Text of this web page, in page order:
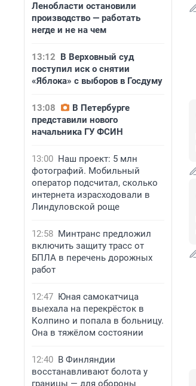
Ленобласти остановили
производство — работать
негде и не на чем
13:12 В Верховный суд
поступил иск о снятии
«Яблока» с выборов в Госдуму
13:08
В Петербурге
представили нового
начальника ГУ ФСИН
13:00 Наш проект: 5 млн
фотографий. Мобильный
оператор подсчитал, сколько
интернета израсходовали в
Линдуловской роще
12:58 Минтранс предложил
включить защиту трасс от
БПЛА в перечень дорожных
работ
12:47 Юная самокатчица
выехала на перекрёсток в
Колпино и попала в больницу.
Она в тяжёлом состоянии
12:40 В Финляндии
восстанавливают болота у
границы — для обороны